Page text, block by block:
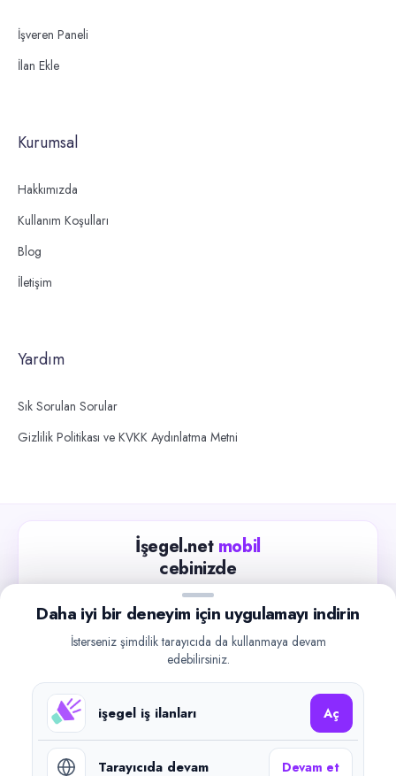
İşveren Paneli
İlan Ekle
Kurumsal
Hakkımızda
Kullanım Koşulları
Blog
İletişim
Yardım
Sık Sorulan Sorular
Gizlilik Politikası ve KVKK Aydınlatma Metni
İşegel.net mobil
cebinizde
Güncel iş ilanlarını takip edin, işverenlerle hızlıca
iletişime geçin.
Google Play
©2026işegel.net. Tüm hakları saklıdır.
Daha iyi bir deneyim için uygulamayı indirin
İsterseniz şimdilik tarayıcıda da kullanmaya devam
edebilirsiniz.
işegel iş ilanları Aç
Tarayıcıda devam Devam et